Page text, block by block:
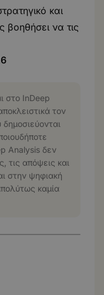
και
βοηθήσει να τις
στο InDeep
τον
Analysis δεν
τις απόψεις και
στην ψηφιακή
καμία